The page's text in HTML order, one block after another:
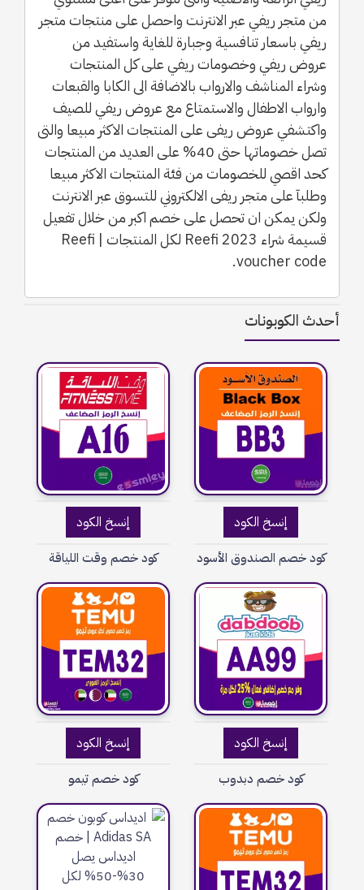
من متجر ريفي عبر الانترنت واحصل على منتجات متجر
ريفي باسعار تنافسية وجبارة للغاية واستفيد من
عروض ريفي وخصومات ريفي على كل المنتجات
وشراء المناشف والارواب بالاضافة الى الكابا والقبعات
وارواب الاطفال والاستمتاع مع عروض ريفي للصيف
واكتشفي عروض ريفى على المنتجات الاكثر مبيعا والتى
تصل خصوماتها حتى 40% على العديد من المنتجات
كحد اقصي للخصومات من فئة المنتجات الاكثر مبيعا
وطلبآ على متجر ريفى الالكتروني للتسوق عبر الانترنت
ولكن يمكن ان تحصل على خصم اكبر من خلال تفعيل
قسيمة شراء Reefi 2023 لكل المنتجات | Reefi
voucher code.
أحدث الكوبونات
إنسخ الكود
كود خصم الصندوق الأسود
إنسخ الكود
كود خصم وقت اللياقة
إنسخ الكود
كود خصم دبدوب
إنسخ الكود
كود خصم تيمو